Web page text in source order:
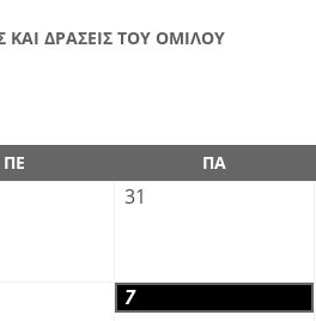
ΚΑΙ ΔΡΑΣΕΙΣ ΤΟΥ ΟΜΙΛΟΥ
ΠΕ ΠΑ
31
7